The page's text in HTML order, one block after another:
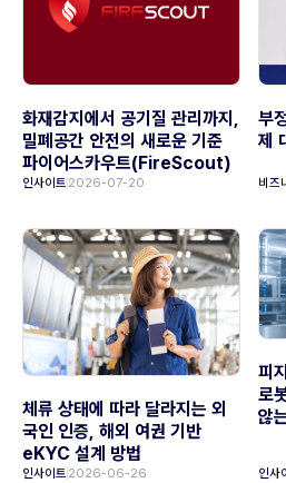
화재감지에서 공기질 관리까지,
밀폐공간 안전의 새로운 기준
파이어스카우트(FireScout)
인사이트 2026-07-20
부
제
비즈
체류 상태에 따라 달라지는 외
국인 인증, 해외 여권 기반
eKYC 설계 방법
인사이트 2026-06-26
피
로
않
인사